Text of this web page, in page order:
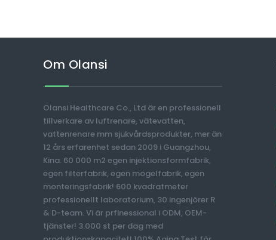
Om Olansi
Olansi Healthcare Co., Ltd är en professionell
tillverkare av luftrenare, vätevatten,
vattenrenare mm sjukvårdsprodukter, mer än
12 års erfarenhet sedan 2009 i Guangzhou,
Kina. 60 000 m2 egen injektionsformfabrik,
egen filterfabrik, egen mögelfabrik, egen
monteringsfabrik! 600 kvadratmeter
professionellt laboratorium, 30 ingenjörer R
& D-team. Vi är prfinessional i ODM, OEM-
tjänster! 3.000 st per dag med